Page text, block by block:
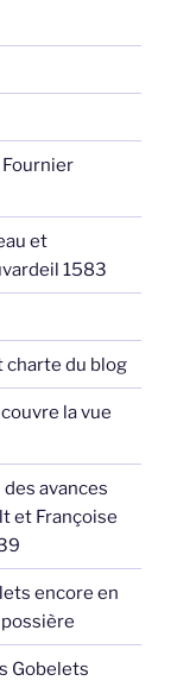
et
1583
charte du blog
la vue
avances
et Françoise
encore en
Gobelets